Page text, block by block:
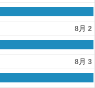
8月 2
8月 3